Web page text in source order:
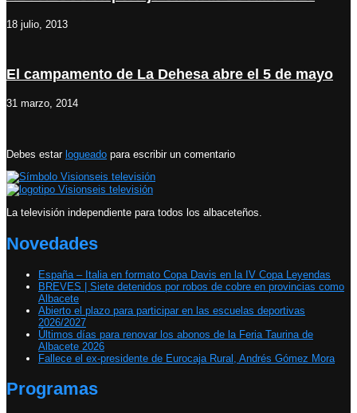
18 julio, 2013
El campamento de La Dehesa abre el 5 de mayo
31 marzo, 2014
Debes estar logueado para escribir un comentario
La televisión independiente para todos los albaceteños.
Novedades
España – Italia en formato Copa Davis en la IV Copa Leyendas
BREVES | Siete detenidos por robos de cobre en provincias como
Albacete
Abierto el plazo para participar en las escuelas deportivas
2026/2027
Últimos días para renovar los abonos de la Feria Taurina de
Albacete 2026
Fallece el ex-presidente de Eurocaja Rural, Andrés Gómez Mora
Programas